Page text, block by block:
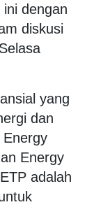
dengan
diskusi
yang
dan
Energy
Energy
adalah